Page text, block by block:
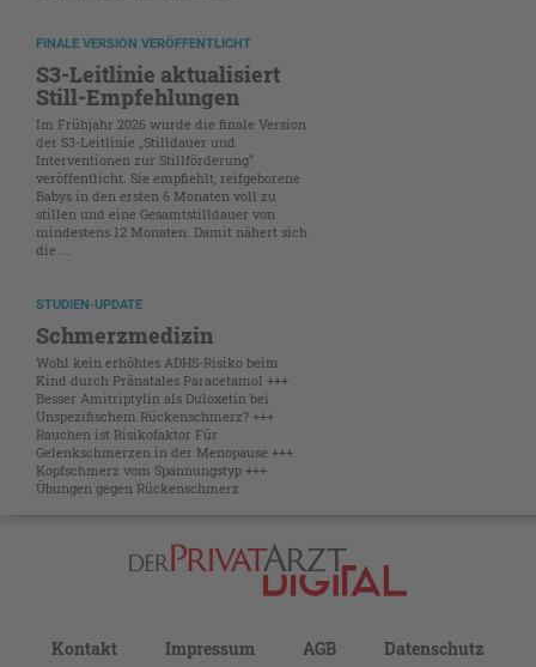
FINALE VERSION VERÖFFENTLICHT
S3-Leitlinie aktualisiert
Still-Empfehlungen
Im Frühjahr 2026 wurde die finale Version
der S3-Leitlinie „Stilldauer und
Interventionen zur Stillförderung“
veröffentlicht. Sie empfiehlt, reifgeborene
Babys in den ersten 6 Monaten voll zu
stillen und eine Gesamtstilldauer von
mindestens 12 Monaten. Damit nähert sich
die ...
STUDIEN-UPDATE
Schmerzmedizin
Wohl kein erhöhtes ADHS-Risiko beim
Kind durch Pränatales Paracetamol +++
Besser Amitriptylin als Duloxetin bei
Unspezifischem Rückenschmerz? +++
Rauchen ist Risikofaktor Für
Gelenkschmerzen in der Menopause +++
Kopfschmerz vom Spannungstyp +++
Übungen gegen Rückenschmerz
Kontakt Impressum AGB Datenschutz